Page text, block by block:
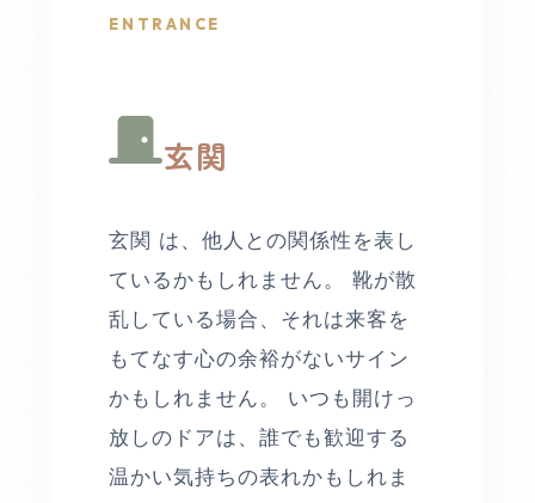
ENTRANCE
玄関
玄関 は、他人との関係性を表し
ているかもしれません。 靴が散
乱している場合、それは来客を
もてなす心の余裕がないサイン
かもしれません。 いつも開けっ
放しのドアは、誰でも歓迎する
温かい気持ちの表れかもしれま